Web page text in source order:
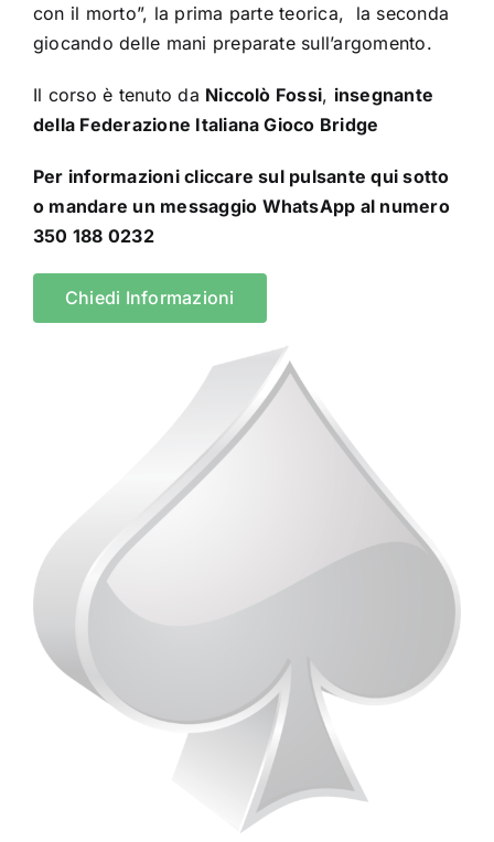
con il morto”, la prima parte teorica, la seconda
giocando delle mani preparate sull’argomento.
Il corso è tenuto da Niccolò Fossi, insegnante
della Federazione Italiana Gioco Bridge
Per informazioni cliccare sul pulsante qui sotto
o mandare un messaggio WhatsApp al numero
350 188 0232
Chiedi Informazioni